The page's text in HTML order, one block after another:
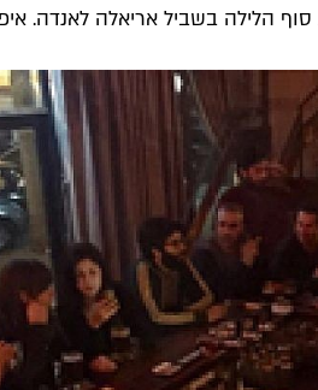
סוף הלילה בשביל אריאלה לאנדה.